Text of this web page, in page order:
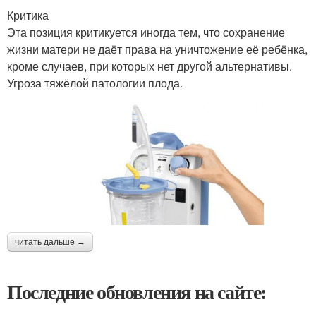
Критика
Эта позиция критикуется иногда тем, что сохранение
жизни матери не даёт права на уничтожение её ребёнка,
кроме случаев, при которых нет другой альтернативы.
Угроза тяжёлой патологии плода.
читать дальше →
Последние обновления на сайте: